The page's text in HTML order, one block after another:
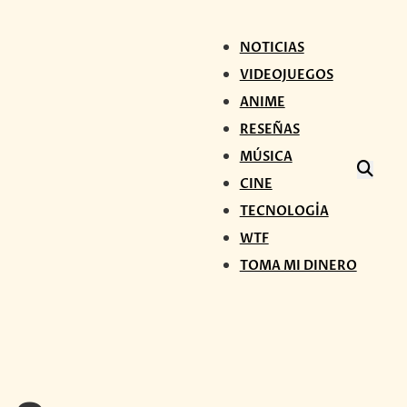
NOTICIAS
VIDEOJUEGOS
ANIME
RESEÑAS
MÚSICA
CINE
TECNOLOGÍA
WTF
TOMA MI DINERO